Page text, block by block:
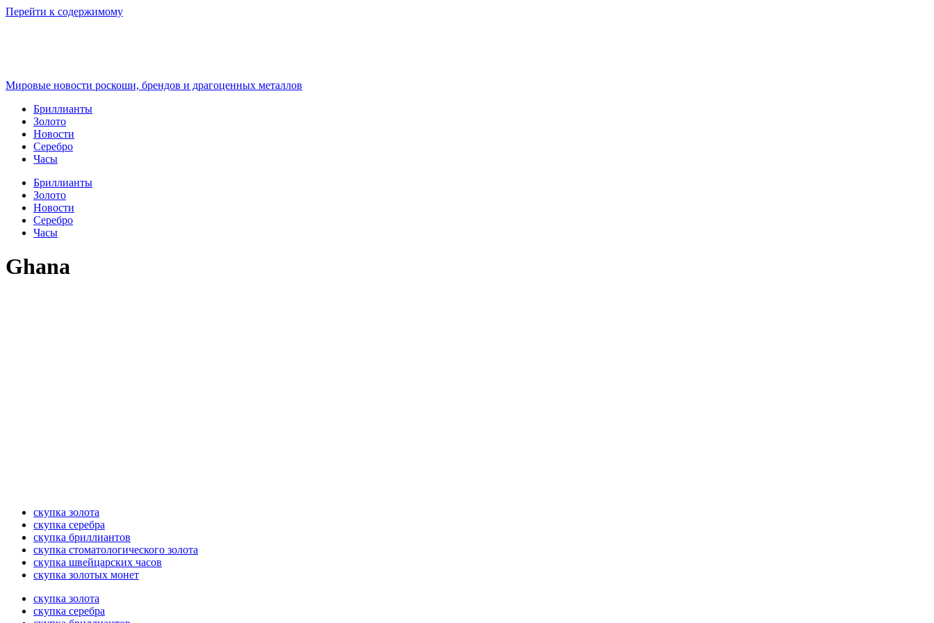
Перейти к содержимому
Мировые новости роскоши, брендов и драгоценных металлов
Бриллианты
Золото
Новости
Серебро
Часы
Бриллианты
Золото
Новости
Серебро
Часы
Ghana
скупка золота
скупка серебра
скупка бриллиантов
скупка стоматологического золота
скупка швейцарских часов
скупка золотых монет
скупка золота
скупка серебра